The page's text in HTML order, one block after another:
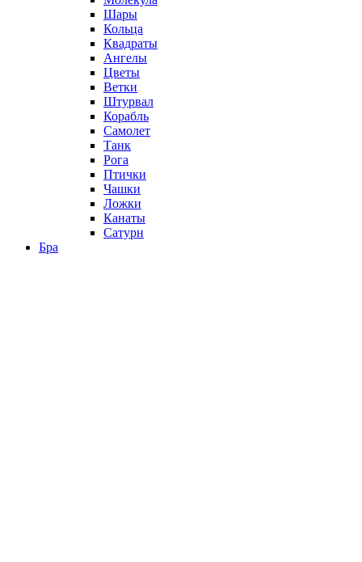
Шары
Кольца
Квадраты
Ангелы
Цветы
Ветки
Штурвал
Корабль
Самолет
Танк
Рога
Птички
Чашки
Ложки
Канаты
Сатурн
Бра